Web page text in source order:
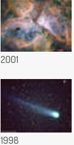
2001
1998